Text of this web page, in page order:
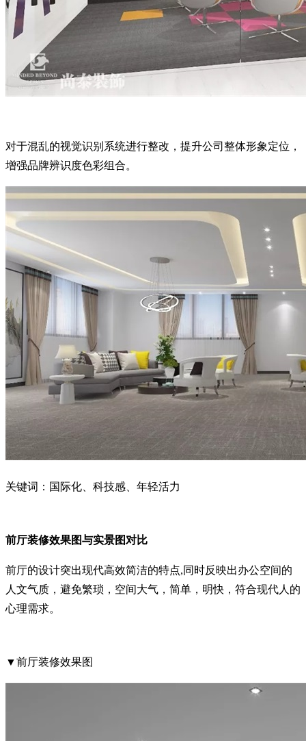
对于混乱的视觉识别系统进行整改，提升公司整体形象定位，
增强品牌辨识度色彩组合。
关键词：国际化、科技感、年轻活力
前厅装修效果图与实景图对比
前厅的设计突出现代高效简洁的特点,同时反映出办公空间的
人文气质，避免繁琐，空间大气，简单，明快，符合现代人的
心理需求。
▼前厅装修效果图